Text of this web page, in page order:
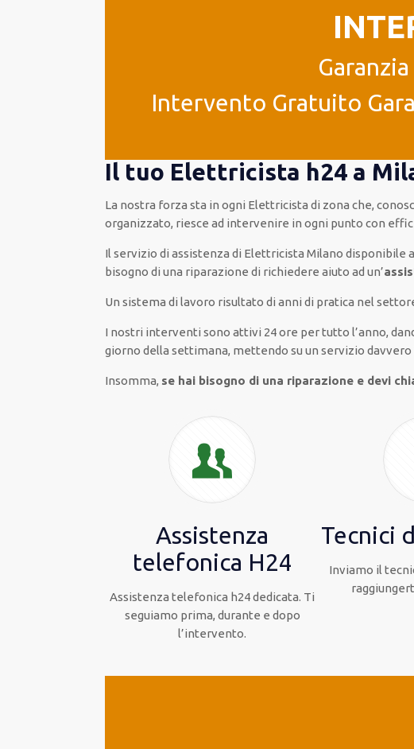
Intervento Gratuito
Il tuo Elettricista h24 a
La nostra forza sta in ogni Elettricista di zona che,
organizzato, riesce ad intervenire in ogni punto con
Il servizio di assistenza di Elettricista Milanodisponibile
bisogno di una riparazione di richiedere aiuto ad un’
Un sistema di lavoro risultato di anni di pratica nel
I nostri interventi sono attivi 24 ore pertutto l’anno,
giorno della settimana, mettendo su un serviziodavvero
Insomma, se hai bisogno di una riparazione e devi
Assistenza
telefonica H24
Assistenza telefonica h24 dedicata. Ti
seguiamo prima, durante e dopo
l’intervento.
Tecnici
Inviamo il